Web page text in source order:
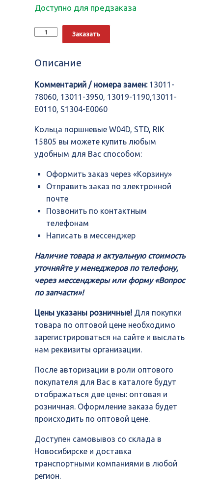
Доступно для предзаказа
Количество
Кольца
STD,
15805
Заказать
Описание
Комментарий / номера замен:13011-
78060, 13011-3950, 13019-1190,13011-
E0110, S1304-E0060
Кольца поршневые W04D, STD, RIK
15805 вы можете купить любым
удобным для Вас способом:
Оформить заказ через «Корзину»
Отправить заказ по электронной
почте
Позвонить по контактным
телефонам
Написать в мессенджер
Наличие товара и актуальную стоимость
уточняйте у менеджеров по телефону,
через мессенджеры или форму «Вопрос
по запчасти»!
Цены указаны розничные! Для покупки
товара по оптовой цене необходимо
зарегистрироваться на сайте и выслать
нам реквизиты организации.
После авторизации в роли оптового
покупателя для Вас в каталоге будут
отображаться две цены: оптовая и
розничная. Оформление заказа будет
происходить по оптовой цене.
Доступен самовывоз со склада в
Новосибирске и доставка
транспортными компаниями в любой
регион.